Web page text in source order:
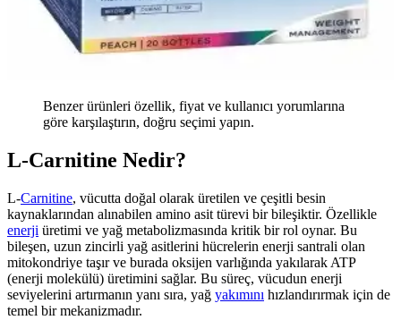
Benzer ürünleri özellik, fiyat ve kullanıcı yorumlarına
göre karşılaştırın, doğru seçimi yapın.
L-Carnitine Nedir?
L-Carnitine, vücutta doğal olarak üretilen ve çeşitli besin
kaynaklarından alınabilen amino asit türevi bir bileşiktir. Özellikle
enerji üretimi ve yağ metabolizmasında kritik bir rol oynar. Bu
bileşen, uzun zincirli yağ asitlerini hücrelerin enerji santrali olan
mitokondriye taşır ve burada oksijen varlığında yakılarak ATP
(enerji molekülü) üretimini sağlar. Bu süreç, vücudun enerji
seviyelerini artırmanın yanı sıra, yağ yakımını hızlandırırmak için de
temel bir mekanizmadır.